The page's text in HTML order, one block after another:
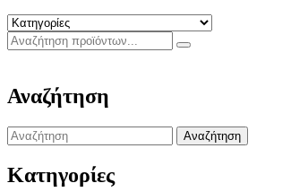
Αναζήτηση
Search
for:
Κατηγορίες